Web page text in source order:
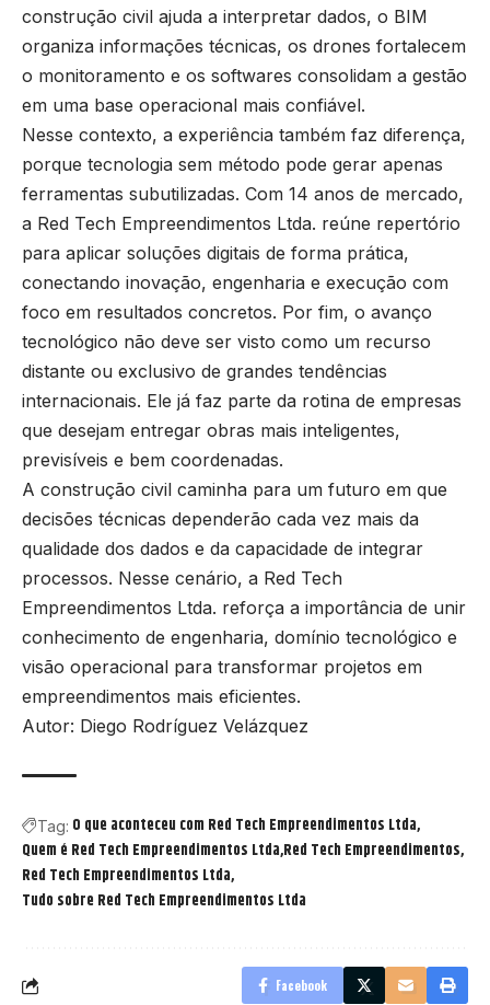
construção civil ajuda a interpretar dados, o BIM
organiza informações técnicas, os drones fortalecem
o monitoramento e os softwares consolidam a gestão
em uma base operacional mais confiável.
Nesse contexto, a experiência também faz diferença,
porque tecnologia sem método pode gerar apenas
ferramentas subutilizadas. Com 14 anos de mercado,
a Red Tech Empreendimentos Ltda. reúne repertório
para aplicar soluções digitais de forma prática,
conectando inovação, engenharia e execução com
foco em resultados concretos. Por fim, o avanço
tecnológico não deve ser visto como um recurso
distante ou exclusivo de grandes tendências
internacionais. Ele já faz parte da rotina de empresas
que desejam entregar obras mais inteligentes,
previsíveis e bem coordenadas.
A construção civil caminha para um futuro em que
decisões técnicas dependerão cada vez mais da
qualidade dos dados e da capacidade de integrar
processos. Nesse cenário, a Red Tech
Empreendimentos Ltda. reforça a importância de unir
conhecimento de engenharia, domínio tecnológico e
visão operacional para transformar projetos em
empreendimentos mais eficientes.
Autor: Diego Rodríguez Velázquez
Tag: O que aconteceu com Red Tech Empreendimentos Ltda
Quem é Red Tech Empreendimentos Ltda Red Tech Empreendimentos
Red Tech Empreendimentos Ltda
Tudo sobre Red Tech Empreendimentos Ltda
Facebook